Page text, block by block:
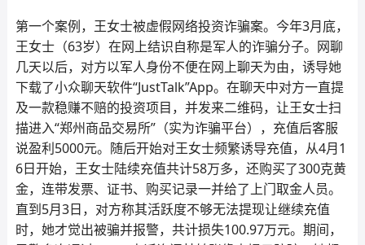
第一个案例，王女士被虚假网络投资诈骗案。今年3月底，
王女士（63岁）在网上结识自称是军人的诈骗分子。网聊
几天以后，对方以军人身份不便在网上聊天为由，诱导她
下载了小众聊天软件“JustTalk”App。在聊天中对方一直提
及一款稳赚不赔的投资项目，并发来二维码，让王女士扫
描进入“郑州商品交易所”（实为诈骗平台），充值后客服
说盈利5000元。随后开始对王女士频繁诱导充值，从4月1
6日开始，王女士陆续充值共计58万多，还购买了300克黄
金，连带发票、证书、购买记录一并给了上门取金人员。
直到5月3日，对方称其活跃度不够无法提现让继续充值
时，她才觉出被骗并报警，共计损失100.97万元。期间，